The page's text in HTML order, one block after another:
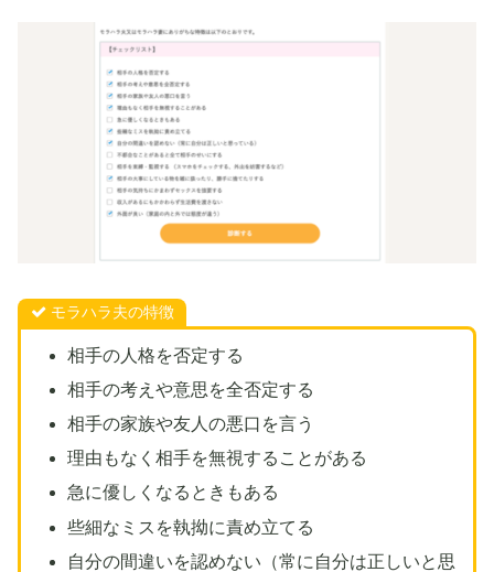
モラハラ夫の特徴
相手の人格を否定する
相手の考えや意思を全否定する
相手の家族や友人の悪口を言う
理由もなく相手を無視することがある
急に優しくなるときもある
些細なミスを執拗に責め立てる
自分の間違いを認めない（常に自分は正しいと思